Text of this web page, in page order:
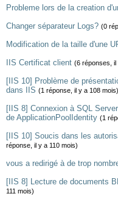
Probleme lors de la creation
Changer séparateur Logs? (0
Modification de la taille d'une
IIS Certificat client (6 réponses, il
[IIS 10] Problème de
dans IIS (1 réponse, il y a 108 mois)
[IIS 8] Connexion à SQL
de ApplicationPoolIdentity (1
[IIS 10] Soucis dans les
réponse, il y a 110 mois)
vous a redirigé à de trop
[IIS 8] Lecture de documents
111 mois)